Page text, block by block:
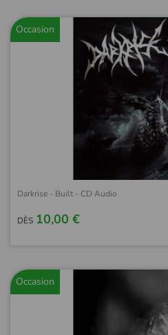
Occasion
Darkrise - Built - CD Audio
DÈS 10,00 €
Occasion